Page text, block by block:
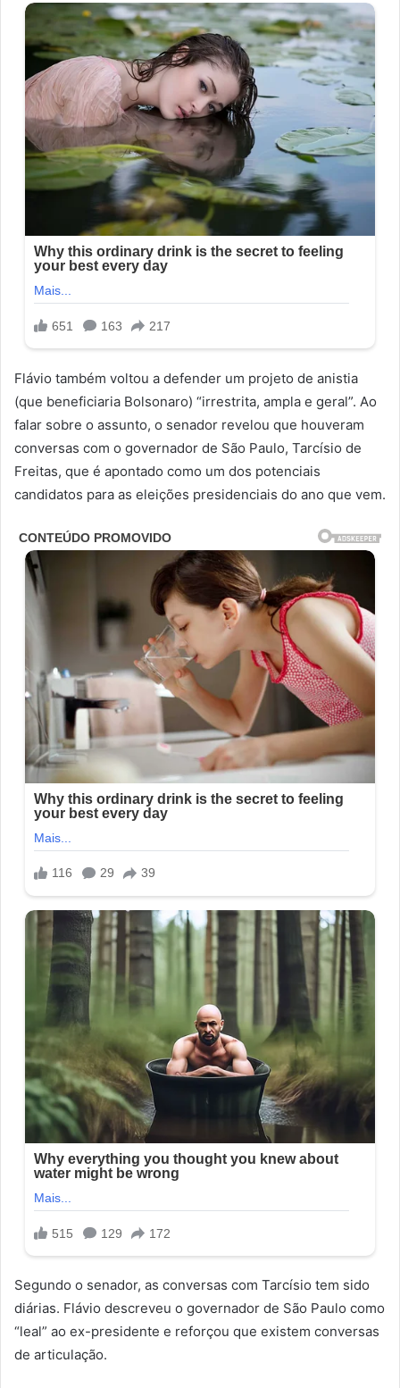
Flávio também voltou a defender um projeto de anistia
(que beneficiaria Bolsonaro) “irrestrita, ampla e geral”. Ao
falar sobre o assunto, o senador revelou que houveram
conversas com o governador de São Paulo, Tarcísio de
Freitas, que é apontado como um dos potenciais
candidatos para as eleições presidenciais do ano que vem.
Segundo o senador, as conversas com Tarcísio tem sido
diárias. Flávio descreveu o governador de São Paulo como
“leal” ao ex-presidente e reforçou que existem conversas
de articulação.